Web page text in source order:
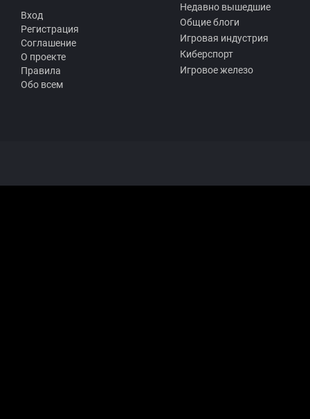
Вход
Регистрация
Соглашение
О проекте
Правила
Обо всем
Недавно вышедшие
Общие блоги
Игровая индустрия
Киберспорт
Игровое железо